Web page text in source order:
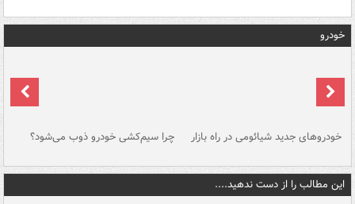
خودرو
خودروهای جدید شیائومی در راه بازار چرا سیم‌کشی خودرو ذوب می‌شود؟
این مطالب را از دست ندهید....